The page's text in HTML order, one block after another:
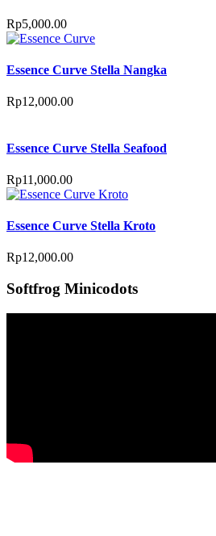
Rp5,000.00
Essence Curve Stella Nangka
Rp12,000.00
Essence Curve Stella Seafood
Rp11,000.00
Essence Curve Stella Kroto
Rp12,000.00
Softfrog Minicodots